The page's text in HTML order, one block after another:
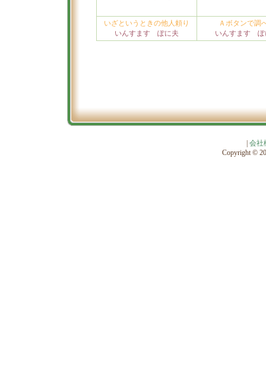
いざというときの他人頼り
いんすます ぽに夫
Ａボタンで調
いんすます ぽ
会社
Copyright ©